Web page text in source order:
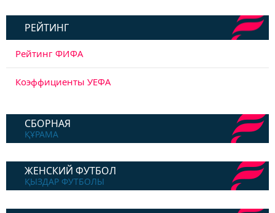
РЕЙТИНГ
Рейтинг ФИФА
Коэффициенты УЕФА
СБОРНАЯ
ҚҰРАМА
ЖЕНСКИЙ ФУТБОЛ
ҚЫЗДАР ФУТБОЛЫ